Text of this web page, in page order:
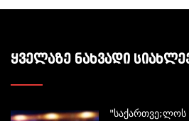
ᲧᲕᲔᲚᲐᲖᲔ ᲜᲐᲮᲕᲐᲓᲘ
"საქართვე;ლოს